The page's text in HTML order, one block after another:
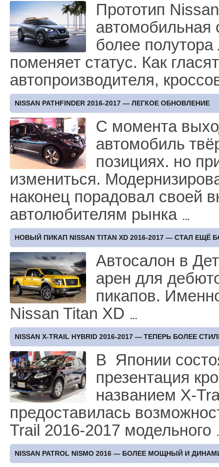
Прототип
автомобильная
более
поменяет статус. Как
автопроизводителя,
NISSAN PATHFINDER 2016-2017 — ЛЕГКОЕ ОБНОВЛЕНИЕ
С момента
автомобиль
позициях. но
измениться.
наконец порадовал своей
автолюбителям рынка
НОВЫЙ ПИКАП NISSAN TITAN XD 2016-2017 — СТАЛ
Автосалон в
арен для
пикапов.
Nissan Titan XD
NISSAN X-TRAIL HYBRID 2016-2017 — ТЕПЕРЬ БОЛЕЕ
В Японии
презентация
названием X-
предоставилась
Trail 2016-2017 модельного
NISSAN PATROL NISMO 2016 — БОЛЕЕ МОЩНЫЙ И